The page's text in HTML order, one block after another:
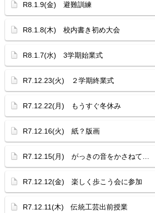
R8.1.9(金) 避難訓練
R8.1.8(木) 校内書き初め大会
R8.1.7(水) 3学期始業式
R7.12.23(火) ２学期終業式
R7.12.22(月) もうすぐ冬休み
R7.12.16(火) 紙？版画
R7.12.15(月) がっきの音をかさねて…
R7.12.12(金) 楽しく歩こう会に参加
R7.12.11(木) 伝統工芸出前授業